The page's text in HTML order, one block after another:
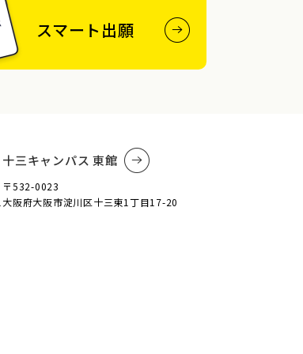
スマート出願
十三キャンパス 東館
〒532-0023
大阪府大阪市淀川区十三東1丁目17-20